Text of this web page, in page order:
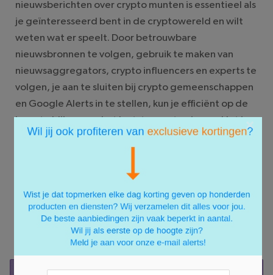
nieuwsberichten over crypto munten is essentieel als
je geïnteresseerd bent in de cryptowereld en wilt
weten wat er speelt. Door betrouwbare
nieuwsbronnen te volgen, gebruik te maken van
nieuwsaggregators, crypto influencers en experts te
volgen, je aan te sluiten bij crypto gemeenschappen
en Google Alerts in te stellen, kun je efficiënt op de
hoogte blijven van het laatste crypto nieuws. Het is
echter belangrijk om kritisch te blijven en de
in crypto munten en profiteren van de kansen die
deze markt te bieden heeft.
REAGEER
×